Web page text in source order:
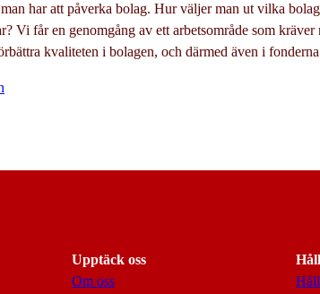
har att påverka bolag. Hur väljer man ut vilka
Vi får en genomgång av ett arbetsområde som
kvaliteten i bolagen, och därmed även i
Upptäck oss
Om oss